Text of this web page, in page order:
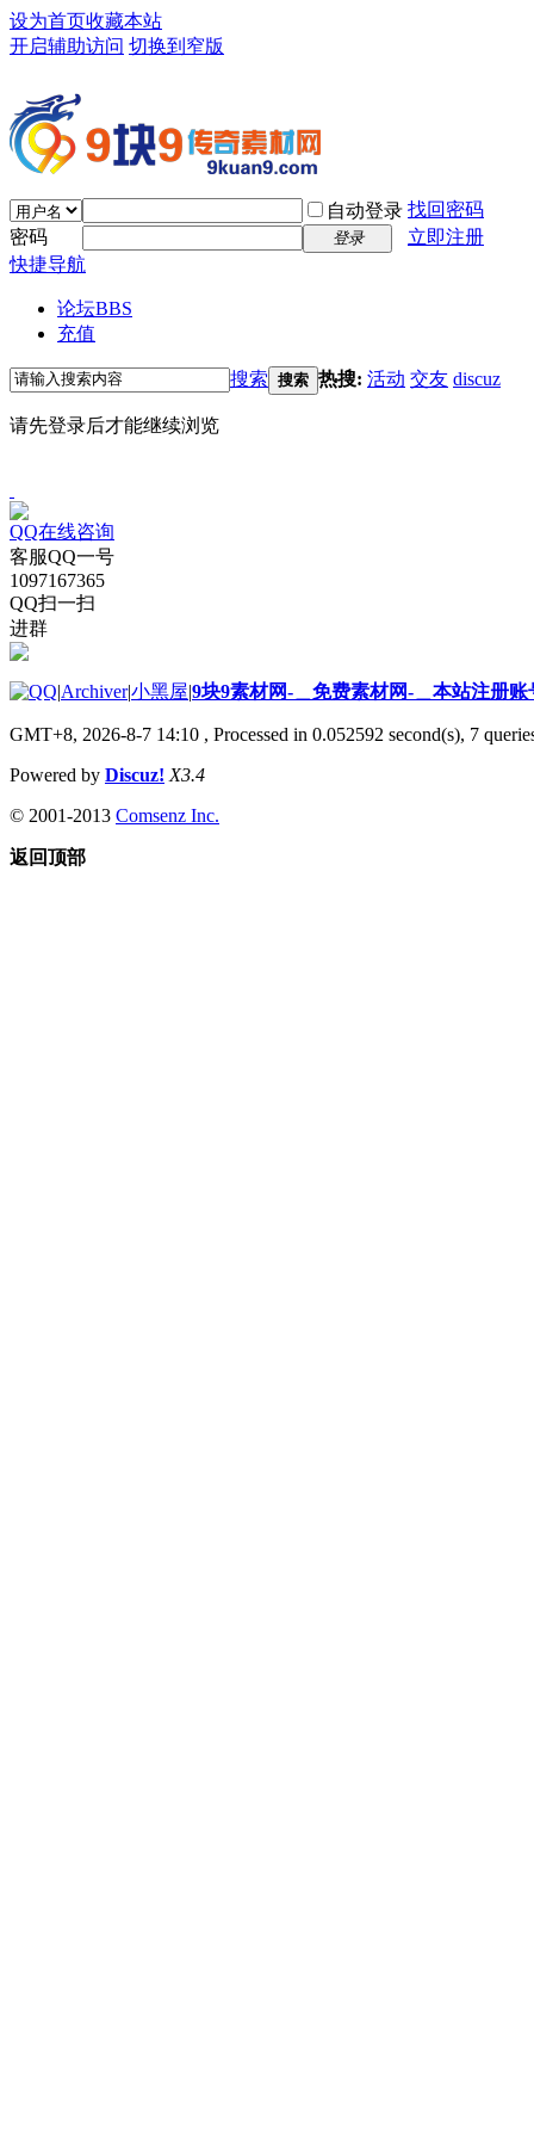
设为首页收藏本站
开启辅助访问 切换到窄版
自动登录 找回密码
密码
登录
立即注册
快捷导航
论坛BBS
充值
搜索 搜索 热搜: 活动 交友 discuz
请先登录后才能继续浏览
QQ在线咨询
客服QQ一号
1097167365
QQ扫一扫
进群
|Archiver|小黑屋|9块9素材网-＿免费素材网-＿本站注册账
GMT+8, 2026-8-7 14:10 , Processed in 0.052592 second(s), 7
Powered by Discuz! X3.4
© 2001-2013 Comsenz Inc.
返回顶部